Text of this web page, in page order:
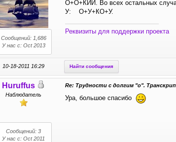
Сообщений: 1,686
У нас с: Oct 2013
О+О+КИЙ. Во всех остальных
У: О+У+КО+У.
Реквизиты для поддержки проекта
10-18-2011 16:29 Найти сообщения
Huruffus
Наблюдатель
Сообщений: 3
У нас с: Oct 2011
Re: Трудности с долгим "о".
Ура, большое спасибо